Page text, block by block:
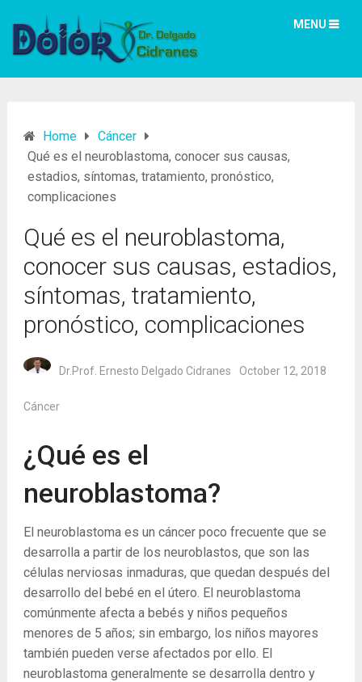
MENU
Home
Cáncer
Qué es el neuroblastoma, conocer sus causas,
estadios, síntomas, tratamiento, pronóstico,
complicaciones
Qué es el neuroblastoma,
conocer sus causas, estadios,
síntomas, tratamiento,
pronóstico, complicaciones
Dr.Prof. Ernesto Delgado Cidranes October 12, 2018
Cáncer
¿Qué es el
neuroblastoma?
El neuroblastoma es un cáncer poco frecuente que se
desarrolla a partir de los neuroblastos, que son las
células nerviosas inmaduras, que quedan después del
desarrollo del bebé en el útero. El neuroblastoma
comúnmente afecta a bebés y niños pequeños
menores de 5 años; sin embargo, los niños mayores
también pueden verse afectados por ello. El
neuroblastoma generalmente se desarrolla dentro y